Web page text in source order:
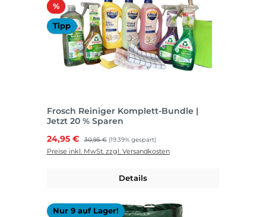
%Rabatt
Tipp
Frosch Reiniger Komplett-Bundle |
Jetzt 20 % Sparen
Verkaufspreis:
24,95 € Regulärer Preis:
30,95 € (19.39% gespart)
Preise inkl. MwSt. zzgl. Versandkosten
Details
Nur 9 auf Lager!